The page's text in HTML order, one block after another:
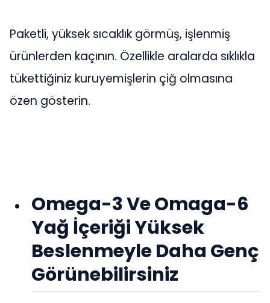
Paketli, yüksek sıcaklık görmüş, işlenmiş
ürünlerden kaçının. Özellikle aralarda sıklıkla
tükettiğiniz kuruyemişlerin çiğ olmasına
özen gösterin.
Omega-3 Ve Omaga-6
Yağ İçeriği Yüksek
Beslenmeyle Daha Genç
Görünebilirsiniz